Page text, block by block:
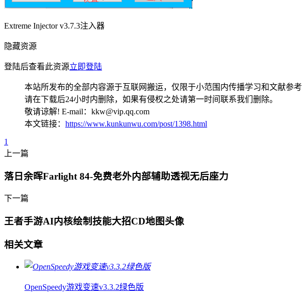
Extreme Injector v3.7.3注入器
隐藏资源
登陆后查看此资源立即登陆
本站所发布的全部内容源于互联网搬运，仅限于小范围内传播学习和文献参考
请在下载后24小时内删除，如果有侵权之处请第一时间联系我们删除。
敬请谅解! E-mail：kkw@vip.qq.com
本文链接： https://www.kunkunwu.com/post/1398.html
1
上一篇
落日余晖Farlight 84-免费老外内部辅助透视无后座力
下一篇
王者手游AI内核绘制技能大招CD地图头像
相关文章
OpenSpeedy游戏变速v3.3.2绿色版